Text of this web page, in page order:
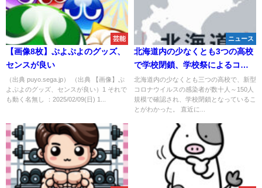
芸能
【画像8枚】ぷよぷよのグッズ、
センスが良い
（出典 puyo.sega.jp） （出典 【画像】ぷ
よぷよのグッズ、センスが良い）1 それで
も動く名無し ：2025/02/09(日) 1...
ニュース
北海道内の少なくとも3つの高校
で学校閉鎖、学校祭によるコロ
ナ感染広がる
北海道内の少なくとも三つの高校で、新型
コロナウイルスの感染者が数十人～150人
規模で確認され、学校閉鎖となっているこ
とがわかった。 直近に...